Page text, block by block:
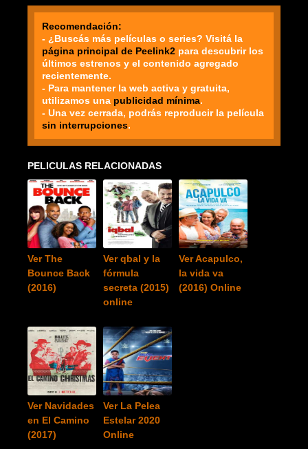
Recomendación:
- ¿Buscás más películas o series? Visitá la
página principal de Peelink2 para descubrir los
últimos estrenos y el contenido agregado
recientemente.
- Para mantener la web activa y gratuita,
utilizamos una publicidad mínima.
- Una vez cerrada, podrás reproducir la película
sin interrupciones.
PELICULAS RELACIONADAS
Ver The
Bounce Back
(2016)
Ver qbal y la
fórmula
secreta (2015)
online
Ver Acapulco,
la vida va
(2016) Online
Ver Navidades
en El Camino
(2017)
Ver La Pelea
Estelar 2020
Online